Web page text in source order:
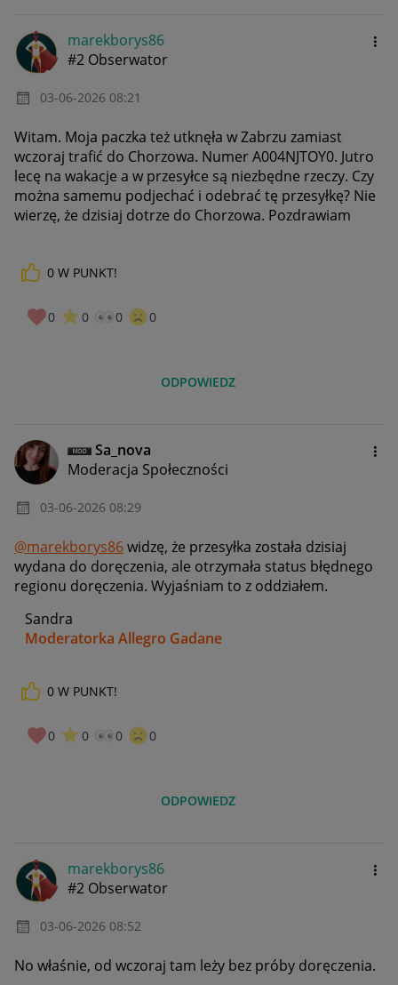
marekborys86
#2 Obserwator
‎03-06-2026 08:21
Witam. Moja paczka też utknęła w Zabrzu zamiast
wczoraj trafić do Chorzowa. NumerA004NJTOY0. Jutro
lecę na wakacje a w przesyłce są niezbędne rzeczy. Czy
można samemu podjechać i odebrać tę przesyłkę? Nie
wierzę, że dzisiaj dotrze do Chorzowa. Pozdrawiam
0 W PUNKT!
0 0 0 0
ODPOWIEDZ
Sa_nova
Moderacja Społeczności
‎03-06-2026 08:29
@marekborys86widzę, że przesyłka została dzisiaj
wydana do doręczenia, ale otrzymała status błędnego
regionu doręczenia. Wyjaśniam to z oddziałem.
Sandra
Moderatorka Allegro Gadane
0 W PUNKT!
0 0 0 0
ODPOWIEDZ
marekborys86
#2 Obserwator
‎03-06-2026 08:52
No właśnie, od wczoraj tam leży bez próby doręczenia.